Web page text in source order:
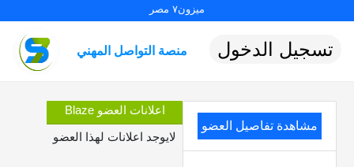
ميزون٧ مصر
منصة التواصل المهني تسجيل الدخول
مشاهدة تفاصيل العضو
اعلانات العضو Blaze
لايوجد اعلانات لهذا العضو